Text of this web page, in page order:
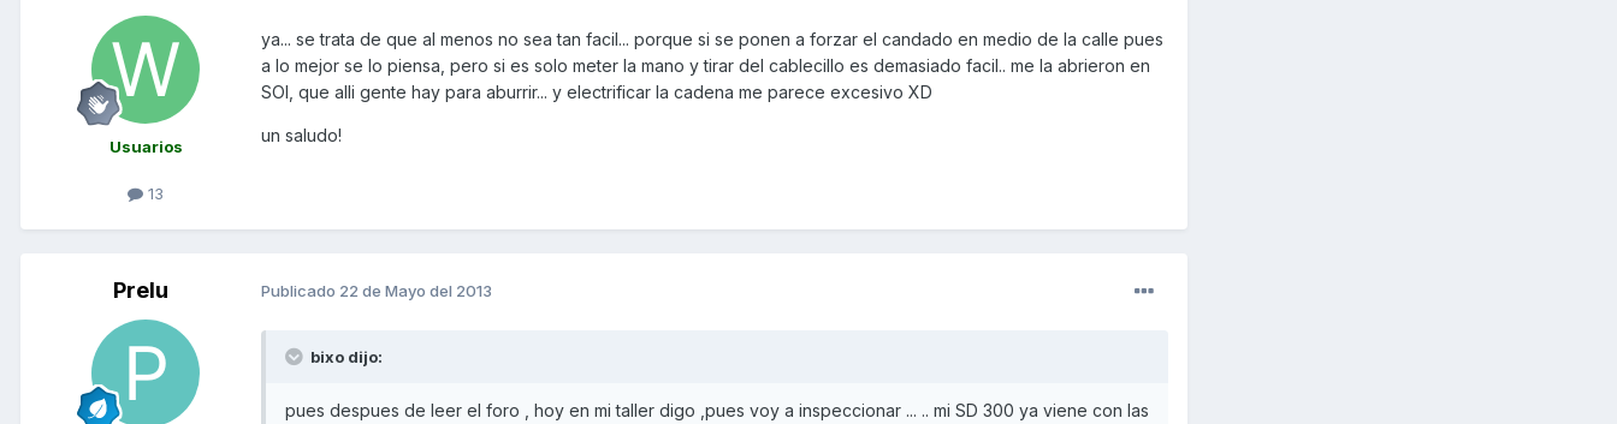
Usuarios
13
ya... se trata de que al menos no sea tan facil... porque si se ponen a forzar el candado en medio de la calle pues
a lo mejor se lo piensa, pero si es solo meter la mano y tirar del cablecillo es demasiado facil.. me la abrieron en
SOl, que alli gente hay para aburrir... y electrificar la cadena me parece excesivo XD
un saludo!
Prelu Publicado 22 de Mayo del 2013
bixo dijo:
pues despues de leer el foro , hoy en mi taller digo ,pues voy a inspeccionar ... .. mi SD 300 ya viene con las